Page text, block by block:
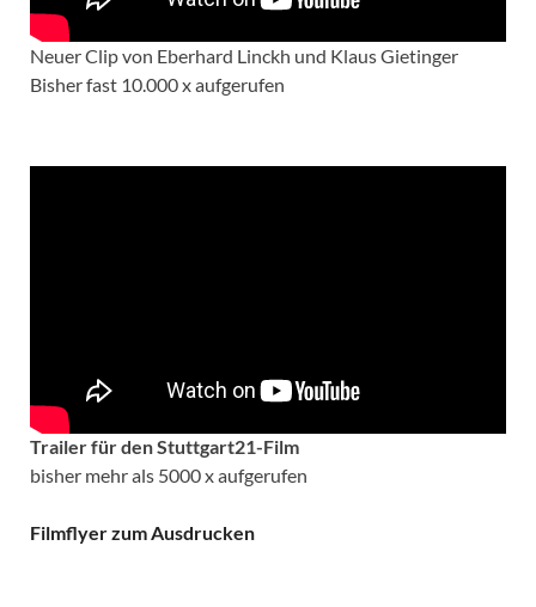
Neuer Clip von Eberhard Linckh und Klaus Gietinger
Bisher fast 10.000 x aufgerufen
Trailer für den Stuttgart21-Film
bisher mehr als 5000 x aufgerufen
Filmflyer zum Ausdrucken